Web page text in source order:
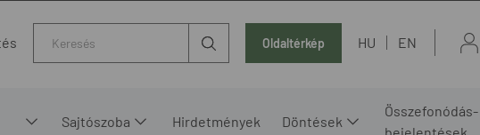
Oldaltérkép HU EN
Sajtószoba Hirdetmények Döntések
Összefonódás-